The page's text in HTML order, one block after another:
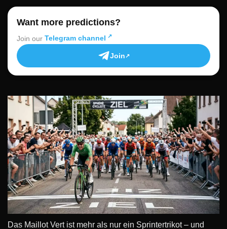
Want more predictions?
Join our Telegram channel
Join
Das Maillot Vert ist mehr als nur ein Sprintertrikot – und